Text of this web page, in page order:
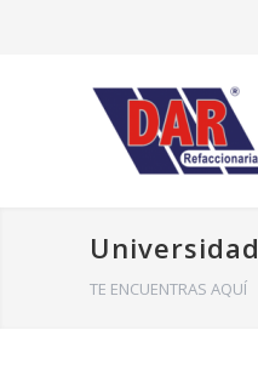
Universidad
TE ENCUENTRAS AQUÍ